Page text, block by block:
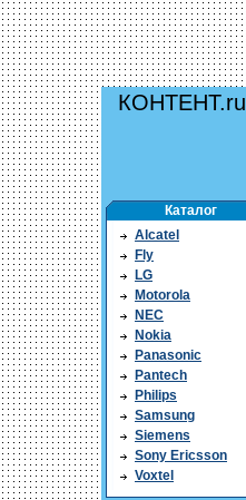
КОНТЕНТ.ru
Каталог
Alcatel
Fly
LG
Motorola
NEC
Nokia
Panasonic
Pantech
Philips
Samsung
Siemens
Sony Ericsson
Voxtel